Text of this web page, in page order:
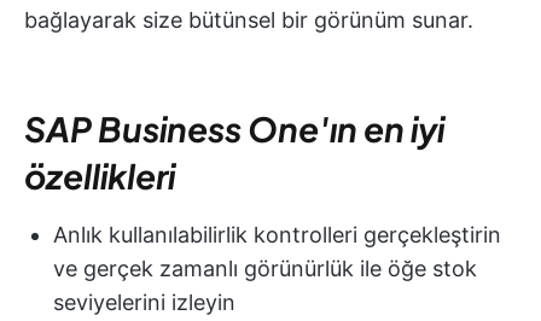
bağlayarak size bütünsel bir görünüm sunar.
SAP Business One'ın en iyi
özellikleri
Anlık kullanılabilirlik kontrolleri gerçekleştirin
ve gerçek zamanlı görünürlük ile öğe stok
seviyelerini izleyin